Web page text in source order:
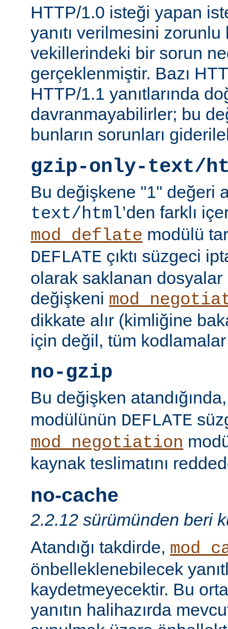
HTTP/1.0 isteği yapan
yanıtı verilmesini zorunlu
vekillerindeki bir sorun
gerçeklenmiştir. Bazı
HTTP/1.1 yanıtlarında
davranmayabilirler; bu
bunların sorunları
gzip-only-text/
Bu değişkene "1" değeri
text/html’den farklı
mod_deflate modülü
DEFLATE çıktı süzgeci
olarak saklanan dosyalar
değişkeni
dikkate alır (kimliğine
için değil, tüm
no-gzip
Bu değişken
modülünün DEFLATE
mod_negotiation
kaynak teslimatını
no-cache
2.2.12 sürümünden beri
Atandığı takdirde,
önbelleklenebilecek
kaydetmeyecektir. Bu
yanıtın halihazırda